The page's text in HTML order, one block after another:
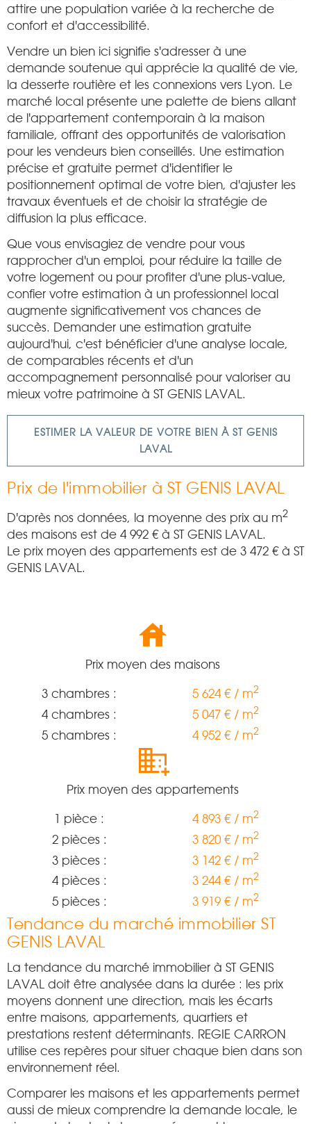
attire une population variée à la recherche de
confort et d'accessibilité.
Vendre un bien ici signifie s'adresser à une
demande soutenue qui apprécie la qualité de vie,
la desserte routière et les connexions vers Lyon. Le
marché local présente une palette de biens allant
de l'appartement contemporain à la maison
familiale, offrant des opportunités de valorisation
pour les vendeurs bien conseillés. Une estimation
précise et gratuite permet d'identifier le
positionnement optimal de votre bien, d'ajuster les
travaux éventuels et de choisir la stratégie de
diffusion la plus efficace.
Que vous envisagiez de vendre pour vous
rapprocher d'un emploi, pour réduire la taille de
votre logement ou pour profiter d'une plus-value,
confier votre estimation à un professionnel local
augmente significativement vos chances de
succès. Demander une estimation gratuite
aujourd'hui, c'est bénéficier d'une analyse locale,
de comparables récents et d'un
accompagnement personnalisé pour valoriser au
mieux votre patrimoine à ST GENIS LAVAL.
ESTIMER LA VALEUR DE VOTRE BIEN À ST GENIS
LAVAL
Prix de l'immobilier à ST GENIS LAVAL
D'après nos données, la moyenne des prix au m2
des maisons est de 4 992 € à ST GENIS LAVAL.
Le prix moyen des appartements est de 3 472 € à ST
GENIS LAVAL.
Prix moyen des maisons
3 chambres : 5 624 € / m2
4 chambres : 5 047 € / m2
5 chambres : 4 952 € / m2
Prix moyen des appartements
1 pièce : 4 893 € / m2
2 pièces : 3 820 € / m2
3 pièces : 3 142 € / m2
4 pièces : 3 244 € / m2
5 pièces : 3 919 € / m2
Tendance du marché immobilier ST
GENIS LAVAL
La tendance du marché immobilier à ST GENIS
LAVAL doit être analysée dans la durée : les prix
moyens donnent une direction, mais les écarts
entre maisons, appartements, quartiers et
prestations restent déterminants. REGIE CARRON
utilise ces repères pour situer chaque bien dans son
environnement réel.
Comparer les maisons et les appartements permet
aussi de mieux comprendre la demande locale, le